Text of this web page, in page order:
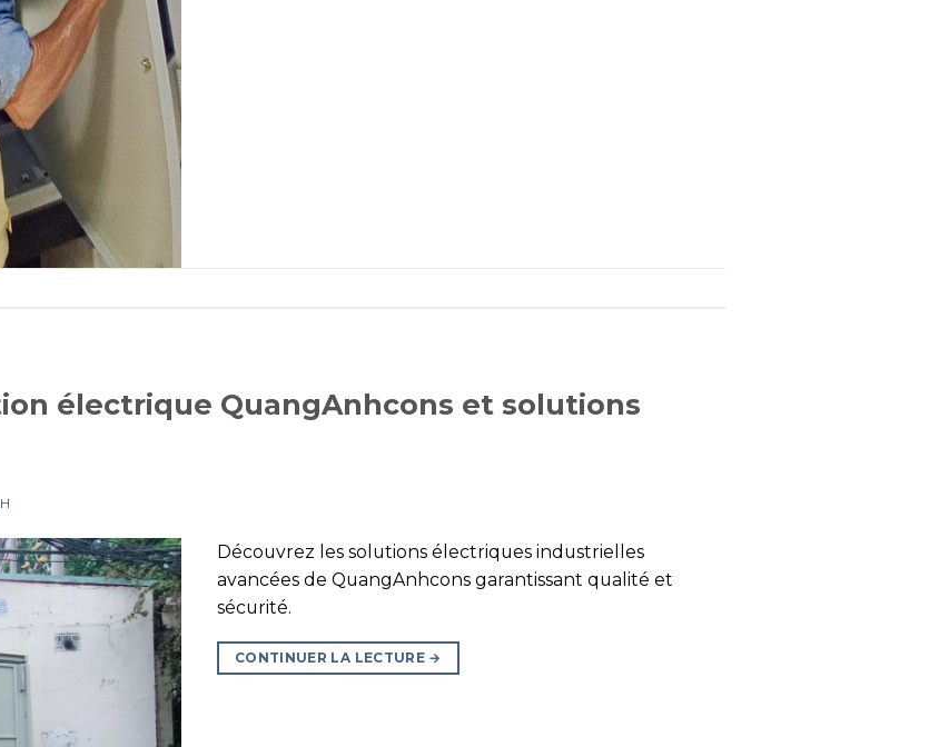
électrique QuangAnhcons et solutions
Découvrez les solutions électriques industrielles
avancées de QuangAnhcons garantissant qualité et
sécurité.
CONTINUER LA LECTURE →